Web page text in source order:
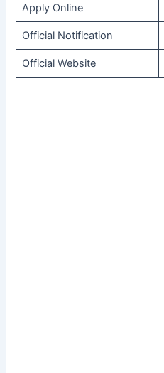
Apply Online
Official Notification
Official Website